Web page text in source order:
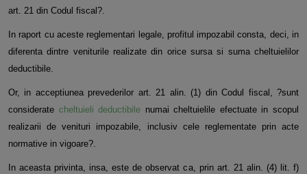
art. 21 din Codul fiscal?.
In raport cu aceste reglementari legale, profitul impozabil consta, deci, in
diferenta dintre veniturile realizate din orice sursa si suma cheltuielilor
deductibile.
Or, in acceptiunea prevederilor art. 21 alin. (1) din Codul fiscal, ?sunt
considerate cheltuieli deductibile numai cheltuielile efectuate in scopul
realizarii de venituri impozabile, inclusiv cele reglementate prin acte
normative in vigoare?.
In aceasta privinta, insa, este de observat ca, prin art. 21 alin. (4) lit. f)